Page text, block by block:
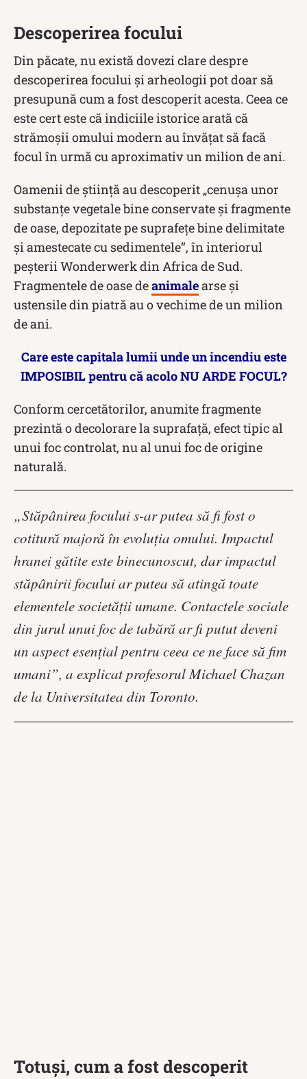
Descoperirea focului
Din păcate, nu există dovezi clare despre
descoperirea focului și arheologii pot doar să
presupună cum a fost descoperit acesta. Ceea ce
este cert este că indiciile istorice arată că
strămoşii omului modern au învăţat să facă
focul în urmă cu aproximativ un milion de ani.
Oamenii de ştiinţă au descoperit „cenuşa unor
substanţe vegetale bine conservate şi fragmente
de oase, depozitate pe suprafeţe bine delimitate
şi amestecate cu sedimentele”, în interiorul
peşterii Wonderwerk din Africa de Sud.
Fragmentele de oase deanimalearse şi
ustensile din piatră au o vechime de un milion
de ani.
Care este capitala lumii unde un incendiu este
IMPOSIBIL pentru că acolo NU ARDE FOCUL?
Conform cercetătorilor, anumite fragmente
prezintă o decolorare la suprafaţă, efect tipic al
unui foc controlat, nu al unui foc de origine
naturală.
„Stăpânirea focului s-ar putea să fi fost o
cotitură majoră în evoluţia omului. Impactul
hranei gătite este binecunoscut, dar impactul
stăpânirii focului ar putea să atingă toate
elementele societăţii umane. Contactele sociale
din jurul unui foc de tabără ar fi putut deveni
un aspect esenţial pentru ceea ce ne face să fim
umani”, a explicat profesorul Michael Chazan
de la Universitatea din Toronto.
Totuși, cum a fost descoperit